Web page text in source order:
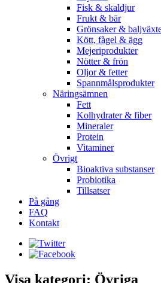
Fisk & skaldjur
Frukt & bär
Grönsaker &
Kött, fågel & ägg
Mejeriprodukter
Nötter & frön
Oljor & fetter
Spannmålsprodukter
Näringsämnen
Fett
Kolhydrater & fiber
Mineraler
Protein
Vitaminer
Övrigt
Bioaktiva substanser
Probiotika
Tillsatser
På gång
FAQ
Kontakt
Visa kategori: Övriga